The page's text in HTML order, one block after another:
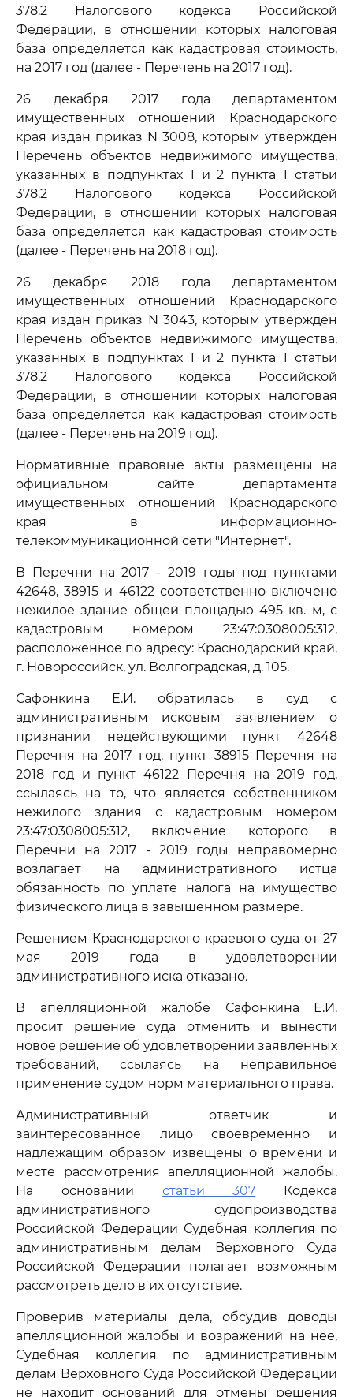
378.2 Налогового кодекса Российской
Федерации, в отношении которых налоговая
база определяется как кадастровая стоимость,
на 2017 год (далее - Перечень на 2017 год).
26 декабря 2017 года департаментом
имущественных отношений Краснодарского
края издан приказ N 3008, которым утвержден
Перечень объектов недвижимого имущества,
указанных в подпунктах 1 и 2 пункта 1 статьи
378.2 Налогового кодекса Российской
Федерации, в отношении которых налоговая
база определяется как кадастровая стоимость
(далее - Перечень на 2018 год).
26 декабря 2018 года департаментом
имущественных отношений Краснодарского
края издан приказ N 3043, которым утвержден
Перечень объектов недвижимого имущества,
указанных в подпунктах 1 и 2 пункта 1 статьи
378.2 Налогового кодекса Российской
Федерации, в отношении которых налоговая
база определяется как кадастровая стоимость
(далее - Перечень на 2019 год).
Нормативные правовые акты размещены на
официальном сайте департамента
имущественных отношений Краснодарского
края в информационно-
телекоммуникационной сети "Интернет".
В Перечни на 2017 - 2019 годы под пунктами
42648, 38915 и 46122 соответственно включено
нежилое здание общей площадью 495 кв. м, с
кадастровым номером 23:47:0308005:312,
расположенное по адресу: Краснодарский край,
г. Новороссийск, ул. Волгоградская, д. 105.
Сафонкина Е.И. обратилась в суд с
административным исковым заявлением о
признании недействующими пункт 42648
Перечня на 2017 год, пункт 38915 Перечня на
2018 год и пункт 46122 Перечня на 2019 год,
ссылаясь на то, что является собственником
нежилого здания с кадастровым номером
23:47:0308005:312, включение которого в
Перечни на 2017 - 2019 годы неправомерно
возлагает на административного истца
обязанность по уплате налога на имущество
физического лица в завышенном размере.
Решением Краснодарского краевого суда от 27
мая 2019 года в удовлетворении
административного иска отказано.
В апелляционной жалобе Сафонкина Е.И.
просит решение суда отменить и вынести
новое решение об удовлетворении заявленных
требований, ссылаясь на неправильное
применение судом норм материального права.
Административный ответчик и
заинтересованное лицо своевременно и
надлежащим образом извещены о времени и
месте рассмотрения апелляционной жалобы.
На основании статьи 307 Кодекса
административного судопроизводства
Российской Федерации Судебная коллегия по
административным делам Верховного Суда
Российской Федерации полагает возможным
рассмотреть дело в их отсутствие.
Проверив материалы дела, обсудив доводы
апелляционной жалобы и возражений на нее,
Судебная коллегия по административным
делам Верховного Суда Российской Федерации
не находит оснований для отмены решения